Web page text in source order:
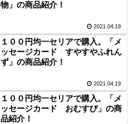
物」の商品紹介！
2021.04.19
１００円均一セリアで購入。「メ
ッセージカード すやすやふれん
ず」の商品紹介！
2021.04.19
１００円均一セリアで購入。「メ
ッセージカード おむすび」の商
品紹介！